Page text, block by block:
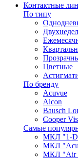
Контактные
По типу
Цветные
По бренду
Acuvue
Alcon
Bausch
Cooper
Самые
МКЛ "1-
МКЛ
МКЛ "Air